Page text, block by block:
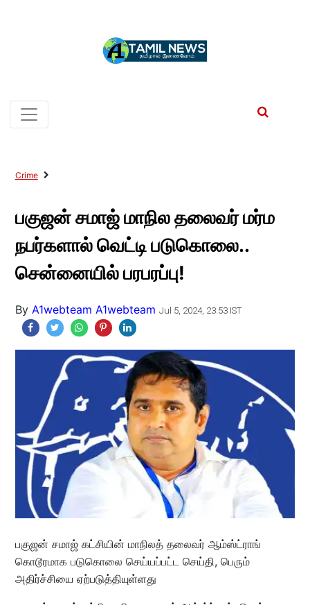
Crime
பகுஜன் சமாஜ் மாநில தலைவர் மர்ம
நபர்களால் வெட்டி படுகொலை..
சென்னையில் பரபரப்பு!
By A1webteam A1webteam Jul 5, 2024, 23:53 IST
பகுஜன் சமாஜ் கட்சியின் மாநிலத் தலைவர் ஆம்ஸ்ட்ராங்
கொடூரமாக படுகொலை செய்யப்பட்ட செய்தி, பெரும்
அதிர்ச்சியை ஏற்படுத்தியுள்ளது